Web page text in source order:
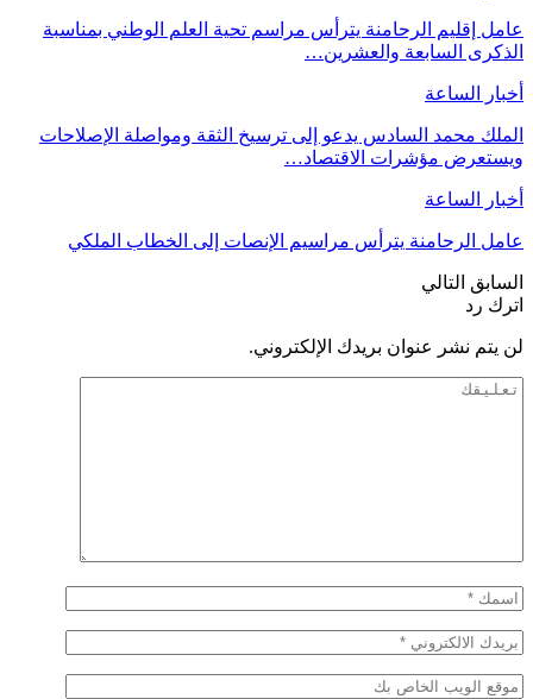
عامل إقليم الرحامنة يترأس مراسم تحية العلم الوطني بمناسبة
الذكرى السابعة والعشرين…
أخبار الساعة
الملك محمد السادس يدعو إلى ترسيخ الثقة ومواصلة الإصلاحات
ويستعرض مؤشرات الاقتصاد…
أخبار الساعة
عامل الرحامنة يترأس مراسيم الإنصات إلى الخطاب الملكي
السابق التالي
اترك رد
لن يتم نشر عنوان بريدك الإلكتروني.